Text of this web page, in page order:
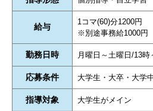
県
西武新宿
393 件中 1 から 20 まで表示
1 2 3 4
給与
1コマ(60)分1200円
※別途事務給1000円
勤務日時 月曜日～土曜日/13時
応募条件 大学生・大卒・大学
指導対象 大学生がメイン